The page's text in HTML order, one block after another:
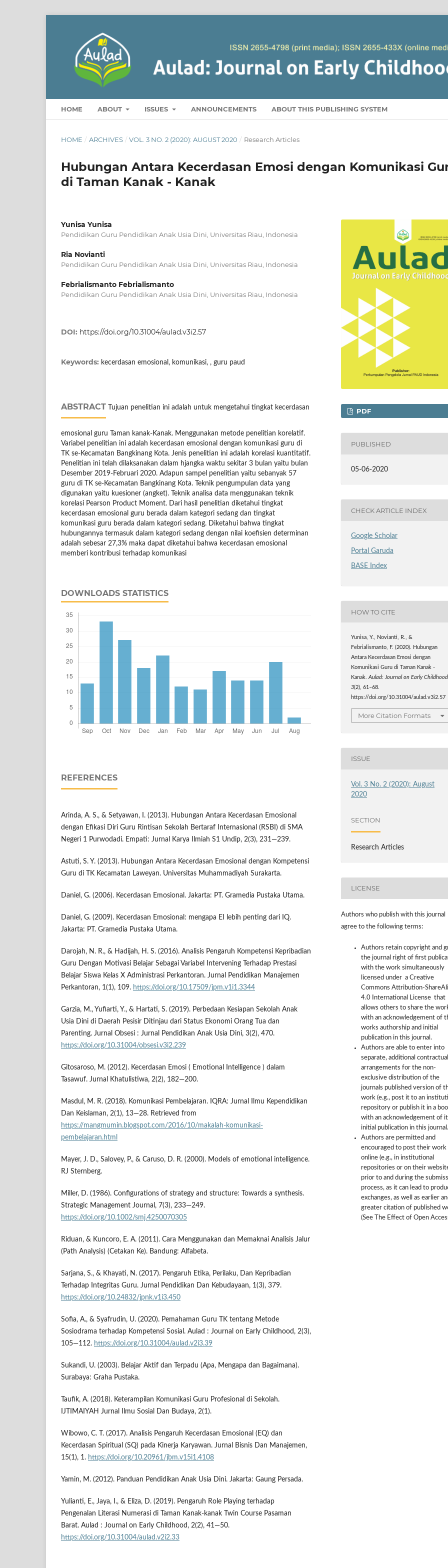
HOME ABOUT ISSUES ANNOUNCEMENTS ABOUT THIS PUBLISHING SYSTEM
HOME / ARCHIVES / VOL. 3 NO. 2 (2020): AUGUST 2020 / Research Articles
Hubungan Antara Kecerdasan Emosi dengan Komunikasi
di Taman Kanak - Kanak
Yunisa Yunisa
Pendidikan Guru Pendidikan Anak Usia Dini, Universitas Riau, Indonesia
Ria Novianti
Pendidikan Guru Pendidikan Anak Usia Dini, Universitas Riau, Indonesia
Febrialismanto Febrialismanto
Pendidikan Guru Pendidikan Anak Usia Dini, Universitas Riau, Indonesia
DOI: https://doi.org/10.31004/aulad.v3i2.57
Keywords: kecerdasan emosional, komunikasi, , guru paud
ABSTRACT Tujuan penelitian ini adalah untuk mengetahui tingkat kecerdasan
emosional guru Taman kanak-Kanak. Menggunakan metode penelitian korelatif.
Variabel penelitian ini adalah kecerdasan emosional dengan komunikasi guru di
TK se-Kecamatan Bangkinang Kota. Jenis penelitian ini adalah korelasi kuantitatif.
Penelitian ini telah dilaksanakan dalam hjangka waktu sekitar 3 bulan yaitu bulan
Desember 2019-Februari 2020. Adapun sampel penelitian yaitu sebanyak 57
guru di TK se-Kecamatan Bangkinang Kota. Teknik pengumpulan data yang
digunakan yaitu kuesioner (angket). Teknik analisa data menggunakan teknik
korelasi Pearson Product Moment. Dari hasil penelitian diketahui tingkat
kecerdasan emosional guru berada dalam kategori sedang dan tingkat
komunikasi guru berada dalam kategori sedang. Diketahui bahwa tingkat
hubungannya termasuk dalam kategori sedang dengan nilai koefisien determinan
adalah sebesar 27,3% maka dapat diketahui bahwa kecerdasan emosional
memberi kontribusi terhadap komunikasi
DOWNLOADS STATISTICS
REFERENCES
Arinda, A. S., & Setyawan, I. (2013). Hubungan Antara Kecerdasan Emosional
dengan Efikasi Diri Guru Rintisan Sekolah Bertaraf Internasional (RSBI) di SMA
Negeri 1 Purwodadi. Empati: Jurnal Karya Ilmiah S1 Undip, 2(3), 231—239.
Astuti, S. Y. (2013). Hubungan Antara Kecerdasan Emosional dengan Kompetensi
Guru di TK Kecamatan Laweyan. Universitas Muhammadiyah Surakarta.
Daniel, G. (2006). Kecerdasan Emosional. Jakarta: PT. Gramedia Pustaka Utama.
Daniel, G. (2009). Kecerdasan Emosional: mengapa EI lebih penting dari IQ.
Jakarta: PT. Gramedia Pustaka Utama.
Darojah, N. R., & Hadijah, H. S. (2016). Analisis Pengaruh Kompetensi Kepribadian
Guru Dengan Motivasi Belajar Sebagai Variabel Intervening Terhadap Prestasi
Belajar Siswa Kelas X Administrasi Perkantoran. Jurnal Pendidikan Manajemen
Perkantoran, 1(1), 109. https://doi.org/10.17509/jpm.v1i1.3344
Garzia, M., Yufiarti, Y., & Hartati, S. (2019). Perbedaan Kesiapan Sekolah Anak
Usia Dini di Daerah Pesisir Ditinjau dari Status Ekonomi Orang Tua dan
Parenting. Jurnal Obsesi : Jurnal Pendidikan Anak Usia Dini, 3(2), 470.
https://doi.org/10.31004/obsesi.v3i2.239
Gitosaroso, M. (2012). Kecerdasan Emosi ( Emotional Intelligence ) dalam
Tasawuf. Jurnal Khatulistiwa, 2(2), 182—200.
Masdul, M. R. (2018). Komunikasi Pembelajaran. IQRA: Jurnal Ilmu Kependidikan
Dan Keislaman, 2(1), 13—28. Retrieved from
https://mangmumin.blogspot.com/2016/10/makalah-komunikasi-
pembelajaran.html
Mayer, J. D., Salovey, P., & Caruso, D. R. (2000). Models of emotional intelligence.
RJ Sternberg.
Miller, D. (1986). Configurations of strategy and structure: Towards a synthesis.
Strategic Management Journal, 7(3), 233—249.
https://doi.org/10.1002/smj.4250070305
Riduan, & Kuncoro, E. A. (2011). Cara Menggunakan dan Memaknai Analisis Jalur
(Path Analysis) (Cetakan Ke). Bandung: Alfabeta.
Sarjana, S., & Khayati, N. (2017). Pengaruh Etika, Perilaku, Dan Kepribadian
Terhadap Integritas Guru. Jurnal Pendidikan Dan Kebudayaan, 1(3), 379.
https://doi.org/10.24832/jpnk.v1i3.450
Sofia, A., & Syafrudin, U. (2020). Pemahaman Guru TK tentang Metode
Sosiodrama terhadap Kompetensi Sosial. Aulad : Journal on Early Childhood, 2(3),
105—112. https://doi.org/10.31004/aulad.v2i3.39
Sukandi, U. (2003). Belajar Aktif dan Terpadu (Apa, Mengapa dan Bagaimana).
Surabaya: Graha Pustaka.
Taufik, A. (2018). Keterampilan Komunikasi Guru Profesional di Sekolah.
IJTIMAIYAH Jurnal Ilmu Sosial Dan Budaya, 2(1).
Wibowo, C. T. (2017). Analisis Pengaruh Kecerdasan Emosional (EQ) dan
Kecerdasan Spiritual (SQ) pada Kinerja Karyawan. Jurnal Bisnis Dan Manajemen,
15(1), 1. https://doi.org/10.20961/jbm.v15i1.4108
Yamin, M. (2012). Panduan Pendidikan Anak Usia Dini. Jakarta: Gaung Persada.
Yulianti, E., Jaya, I., & Eliza, D. (2019). Pengaruh Role Playing terhadap
Pengenalan Literasi Numerasi di Taman Kanak-kanak Twin Course Pasaman
Barat. Aulad : Journal on Early Childhood, 2(2), 41—50.
https://doi.org/10.31004/aulad.v2i2.33
PDF
PUBLISHED
05-06-2020
CHECK ARTICLE INDEX
Google Scholar
Portal Garuda
BASE Index
HOW TO CITE
Yunisa, Y., Novianti, R., &
Febrialismanto, F. (2020). Hubungan
Antara Kecerdasan Emosi dengan
Komunikasi Guru di Taman Kanak -
Kanak.Aulad: Journal on Early Childhood
3(2), 61–68.
https://doi.org/10.31004/aulad.v3i2.57
More Citation Formats
ISSUE
Vol. 3 No. 2 (2020): August
2020
SECTION
Research Articles
LICENSE
Authors who publish with this journal
agree to the following terms:
Authors retain copyright and
the journal right of first
with the work simultaneously
licensed under a Creative
Commons Attribution-
4.0 International License that
allows others to share the
with an acknowledgement of
works authorship and initial
publication in this journal.
Authors are able to enter into
separate, additional contractual
arrangements for the non-
exclusive distribution of the
journals published version of
work (e.g., post it to an
repository or publish it in a
with an acknowledgement of
initial publication in this journal.
Authors are permitted and
encouraged to post their work
online (e.g., in institutional
repositories or on their
prior to and during the
process, as it can lead to
exchanges, as well as earlier
greater citation of published
(See The Effect of Open